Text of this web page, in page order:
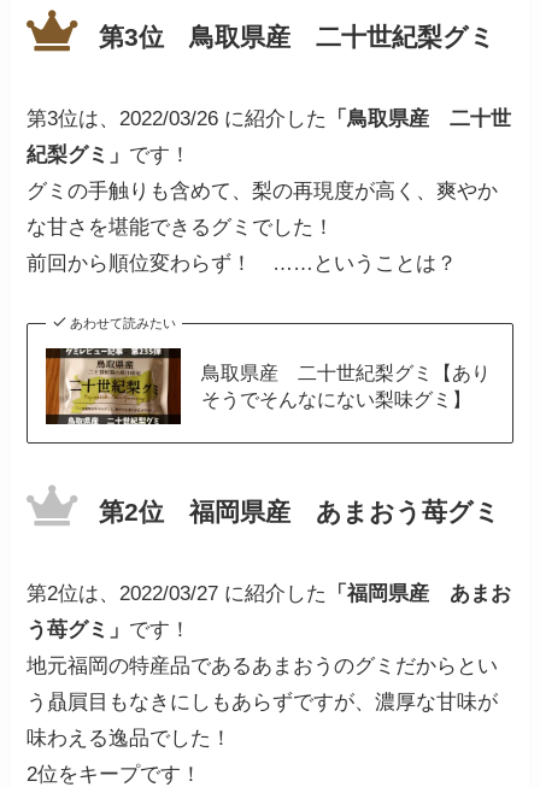
第3位 鳥取県産 二十世紀梨グミ
第3位は、2022/03/26 に紹介した
「鳥取県産 二十世
紀梨グミ」 です！
グミの手触りも含めて、梨の再現度が高く、爽やか
な甘さを堪能できるグミでした！
前回から順位変わらず！ ……ということは？
あわせて読みたい
鳥取県産 二十世紀梨グミ【あり
そうでそんなにない梨味グミ】
第2位 福岡県産 あまおう苺グミ
第2位は、2022/03/27 に紹介した
「福岡県産 あまお
う苺グミ」 です！
地元福岡の特産品であるあまおうのグミだからとい
う贔屓目もなきにしもあらずですが、濃厚な甘味が
味わえる逸品でした！
2位をキープです！